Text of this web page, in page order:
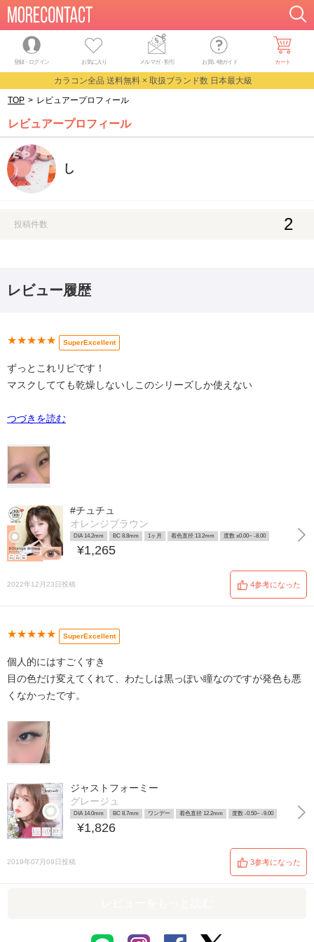
登録・ログイン お気に入り メルマガ・割引 お買い物ガイド カート
カラコン全品 送料無料 × 取扱ブランド数 日本最大級
TOP > レビュアープロフィール
レビュアープロフィール
し
投稿件数 2
レビュー履歴
★★★★★ SuperExcellent
ずっとこれリピです！
マスクしてても乾燥しないしこのシリーズしか使えない
つづきを読む
#チュチュ
オレンジブラウン
DIA 14.2mm BC 8.8mm 1ヶ月 着色直径 13.2mm 度数 ±0.00~ -8.00
¥1,265
2022年12月23日投稿 4参考になった
★★★★★ SuperExcellent
個人的にはすごくすき
目の色だけ変えてくれて、わたしは黒っぽい瞳なのですが発色も悪
くなかったです。
ジャストフォーミー
グレージュ
DIA 14.0mm BC 8.7mm ワンデー 着色直径 12.2mm 度数 -0.50~ -9.00
¥1,826
2019年07月09日投稿 3参考になった